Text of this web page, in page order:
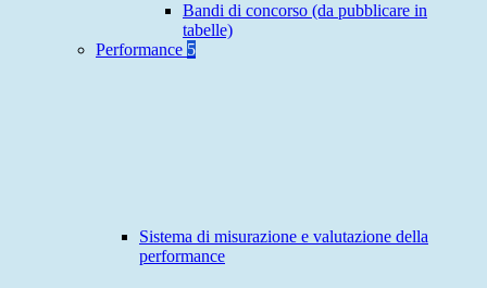
Bandi di concorso (da pubblicare in
tabelle)
Performance 5
Sistema di misurazione e valutazione della
performance